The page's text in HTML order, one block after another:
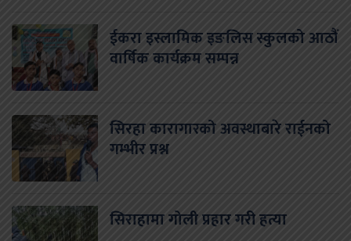
ईकरा इस्लामिक इङलिस स्कुलको आठौं
वार्षिक कार्यक्रम सम्पन्न
सिरहा कारागारको अवस्थाबारे राईनको
गम्भीर प्रश्न
सिराहामा गोली प्रहार गरी हत्या